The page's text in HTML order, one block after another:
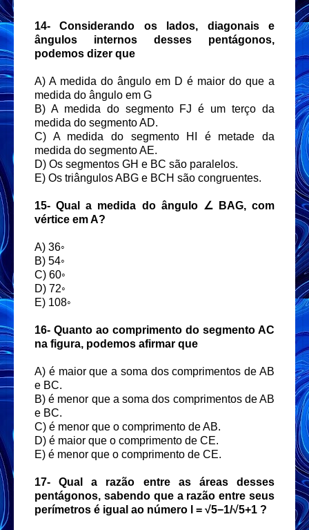
14-Considerando os lados, diagonais e
ângulos internos desses pentágonos,
podemos dizer que
A) A medida do ângulo em D é maior do que a
medida do ângulo em G
B) A medida do segmento FJ é um terço da
medida do segmento AD.
C) A medida do segmento HI é metade da
medida do segmento AE.
D) Os segmentos GH e BC são paralelos.
E) Os triângulos ABG e BCH são congruentes.
15-Qual a medida do ângulo ∠ BAG, com
vértice em A?
A) 36◦
B) 54◦
C) 60◦
D) 72◦
E) 108◦
16- Quanto ao comprimento do segmento AC
na figura, podemos afirmar que
A) é maior que a soma dos comprimentos de AB
e BC.
B) é menor que a soma dos comprimentos de AB
e BC.
C) é menor que o comprimento de AB.
D) é maior que o comprimento de CE.
E) é menor que o comprimento de CE.
17-Qual a razão entre as áreas desses
pentágonos, sabendo que a razão entre seus
perímetros é igual ao número l = √5−1/√5+1 ?